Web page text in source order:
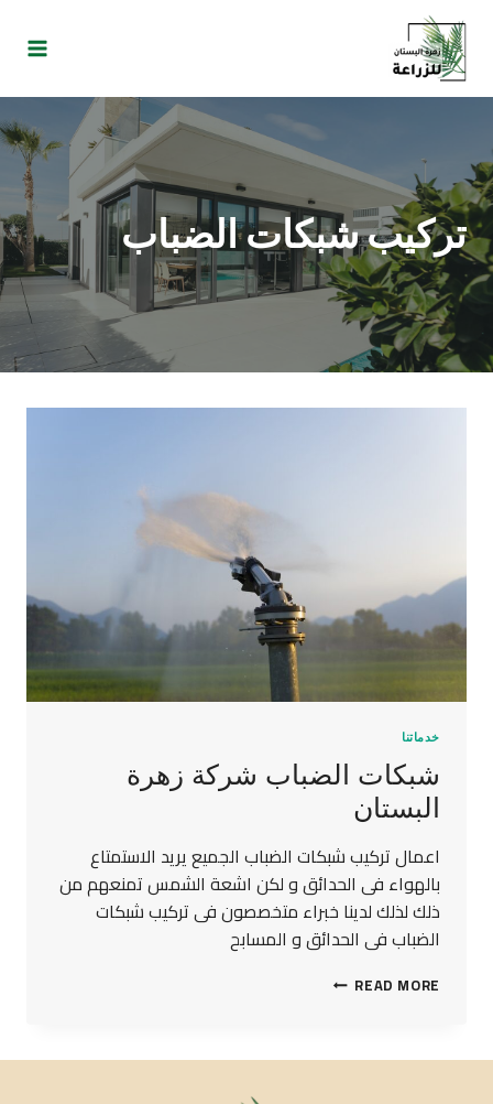
تركيب شبكات الضباب
خدماتنا
شبكات الضباب شركة زهرة
البستان
اعمال تركيب شبكات الضباب الجميع يريد الاستمتاع
بالهواء فى الحدائق و لكن اشعة الشمس تمنعهم من
ذلك لذلك لدينا خبراء متخصصون فى تركيب شبكات
الضباب فى الحدائق و المسابح
READ MORE